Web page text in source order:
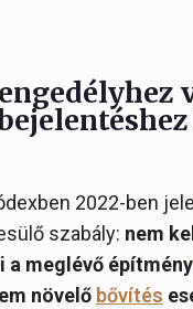
2022-ben
szabály: nem
a meglévő építmény
növelő bővítés